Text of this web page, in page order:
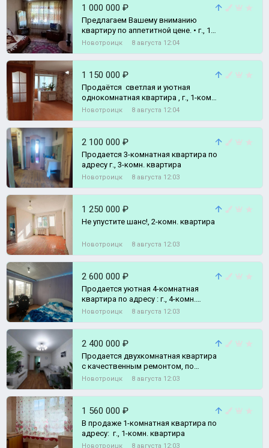
1 000 000 ₽
Предлагаем Вашему вниманию
квартиру по аппетитной цене. • г., 1-
комн. квартира
Новотроицк 8 августа 12:04
1 150 000 ₽
Продаётся светлая и уютная
однокомнатная квартира , г., 1-комн.
квартира
Новотроицк 8 августа 12:04
2 100 000 ₽
Продается 3-комнатная квартира по
адресу г., 3-комн. квартира
Новотроицк 8 августа 12:03
1 250 000 ₽
Не упустите шанс!, 2-комн. квартира
Новотроицк 8 августа 12:03
2 600 000 ₽
Продается уютная 4-комнатная
квартира по адресу : г., 4-комн.
квартира
Новотроицк 8 августа 12:03
2 400 000 ₽
Продается двухкомнатная квартира
с качественным ремонтом, по
адресу: г., 2-комн. квартира
Новотроицк 8 августа 12:03
1 560 000 ₽
В продаже 1-комнатная квартира по
адресу: г., 1-комн. квартира
Новотроицк 8 августа 12:03